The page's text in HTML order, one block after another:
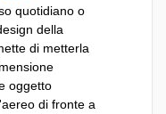
quotidiano o
della
di metterla
oggetto
di fronte a